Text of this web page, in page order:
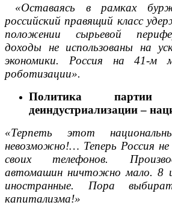
«Оставаясь в рамках
российский правящий класс
положении сырьевой
доходы не использованы на
экономики. Россия на 41-м
роботизации».
Политика
деиндустриализации –
«Терпеть этот
невозможно!… Теперь Россия
своих телефонов.
автомашин ничтожно мало. 8
иностранные. Пора
капитализма!»